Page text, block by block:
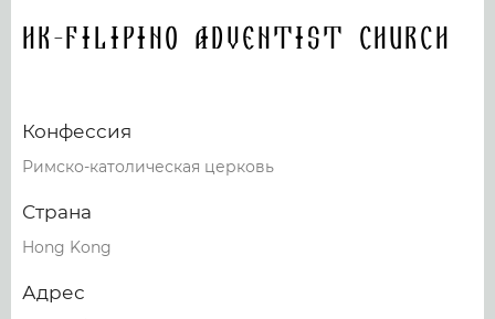
HK-Filipino Adventist Church
Конфессия
Римско-католическая церковь
Страна
Hong Kong
Адрес